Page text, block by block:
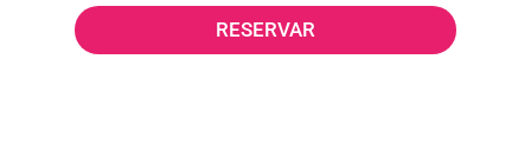
RESERVAR